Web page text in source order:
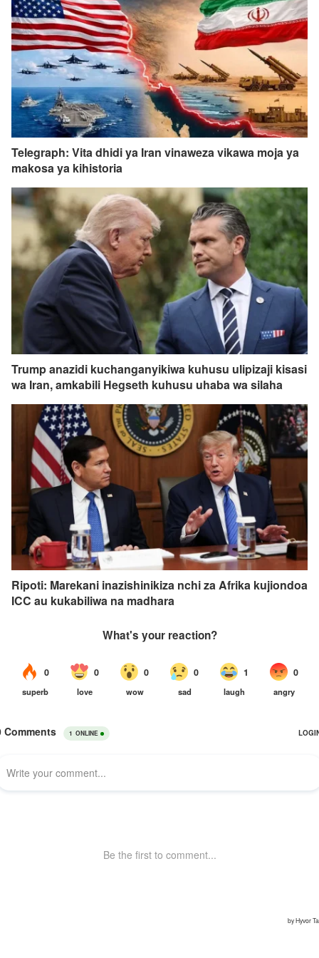
Telegraph: Vita dhidi ya Iran vinaweza vikawa moja ya
makosa ya kihistoria
Trump anazidi kuchanganyikiwa kuhusu ulipizaji kisasi
wa Iran, amkabili Hegseth kuhusu uhaba wa silaha
Ripoti: Marekani inazishinikiza nchi za Afrika kujiondoa
ICC au kukabiliwa na madhara